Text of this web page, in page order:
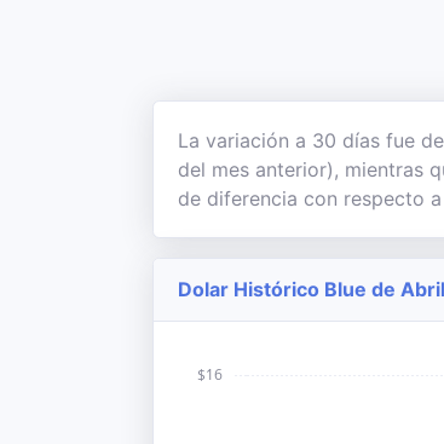
La variación a 30 días fue
del mes anterior), mientras
de diferencia con respecto
Dolar Histórico Blue de